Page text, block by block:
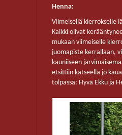
Henna:
Viimeisellä kierrokselle
Kaikki olivat
mukaan viimeiselle
juomapiste kerrallaan,
kauniiseen
etsittiin katseella jo
tolpassa: Hyvä Ekku ja